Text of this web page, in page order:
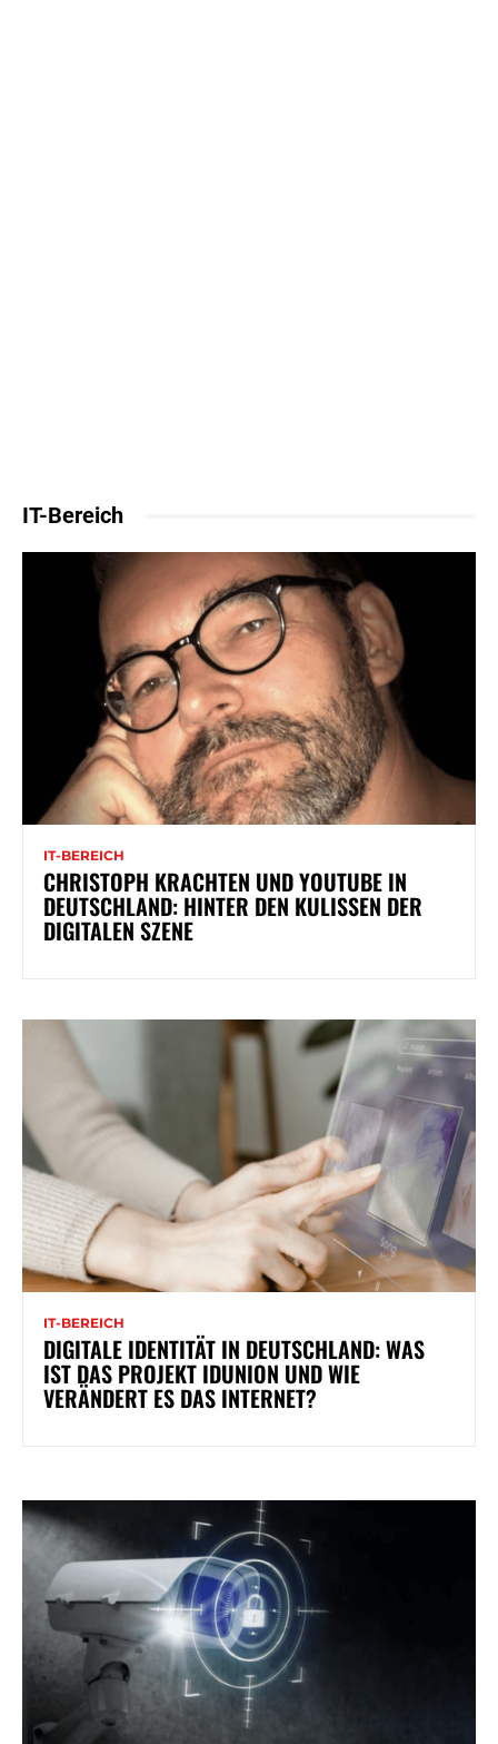
IT-Bereich
IT-BEREICH
CHRISTOPH KRACHTEN UND YOUTUBE IN
DEUTSCHLAND: HINTER DEN KULISSEN DER
DIGITALEN SZENE
IT-BEREICH
DIGITALE IDENTITÄT IN DEUTSCHLAND: WAS
IST DAS PROJEKT IDUNION UND WIE
VERÄNDERT ES DAS INTERNET?